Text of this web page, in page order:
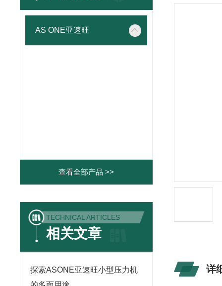
AS ONE亚速旺
查看全部产品 >>
TECHNICAL ARTICLES
相关文章
探索ASONE亚速旺小型压力机
详